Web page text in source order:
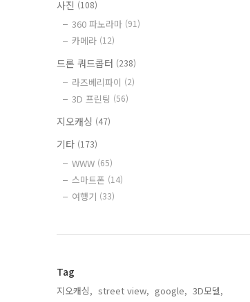
사진 (108)
360 파노라마 (91)
카메라 (12)
드론 쿼드콥터 (238)
라즈베리파이 (2)
3D 프린팅 (56)
지오캐싱 (47)
기타 (173)
WWW (65)
스마트폰 (14)
여행기 (33)
Tag
지오캐싱, street view, google, 3D모델,